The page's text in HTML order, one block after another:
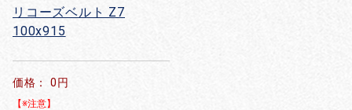
リコーズベルト Z7
100x915
価格： 0円
【※注意】